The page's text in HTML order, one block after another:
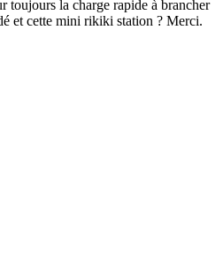
toujours la charge rapide à brancher
et cette mini rikiki station ? Merci.